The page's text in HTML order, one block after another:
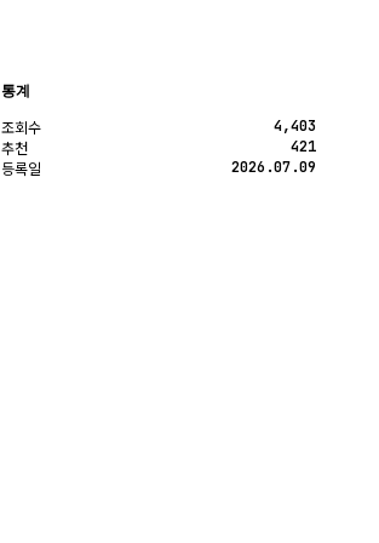
통계
조회수 4,403
추천 421
등록일 2026.07.09